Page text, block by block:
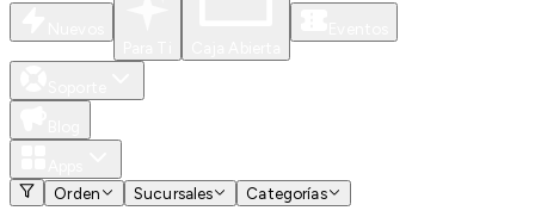
Orden
Sucursales Categorías